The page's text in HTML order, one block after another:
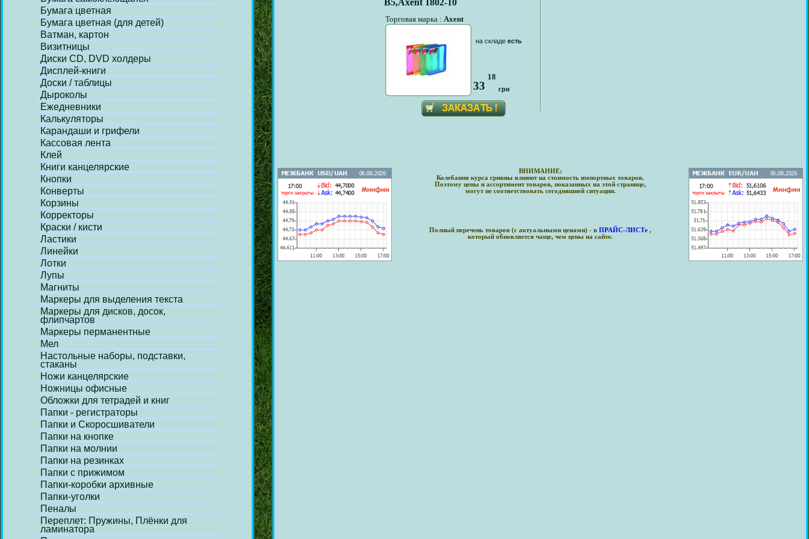
Бумага цветная
Бумага цветная (для детей)
Ватман, картон
Визитницы
Диски СD, DVD холдеры
Дисплей-книги
Доски / таблицы
Дыроколы
Ежедневники
Калькуляторы
Карандаши и грифели
Кассовая лента
Клей
Книги канцелярские
Кнопки
Конверты
Корзины
Корректоры
Краски / кисти
Ластики
Линейки
Лотки
Лупы
Магниты
Маркеры для выделения текста
Маркеры для дисков, досок,
флипчартов
Маркеры перманентные
Мел
Настольные наборы, подставки,
стаканы
Ножи канцелярские
Ножницы офисные
Обложки для тетрадей и книг
Папки - регистраторы
Папки и Скоросшиватели
Папки на кнопке
Папки на молнии
Папки на резинках
Папки с прижимом
Папки-коробки архивные
Папки-уголки
Пеналы
Переплет: Пружины, Плёнки для
ламинатора
В5,Axent 1802-10
Торговая марка : Axent
33
18
грн
на складе есть
ВНИМАНИЕ:
Колебания курса гривны влияют на стоимость импортных товаров.
Поэтому цены и ассортимент товаров, показанных на этой странице,
могут не соответствовать сегодняшней ситуации.
Полный перечень товаров (с актуальными ценами) - в ПРАЙС-ЛИСТе ,
который обновляется чаще, чем цены на сайте.